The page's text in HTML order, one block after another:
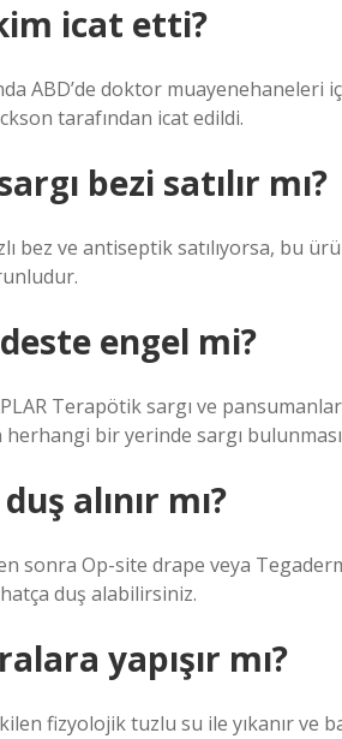
icat etti?
ABD’de doktor
tarafından icat edildi.
bezi satılır mı?
bez ve antiseptik satılıyorsa, bu
engel mi?
Terapötik sargı ve
bir yerinde sargı
alınır mı?
sonra Op-site drape veya
duş alabilirsiniz.
yapışır mı?
fizyolojik tuzlu su ile yıkanır ve